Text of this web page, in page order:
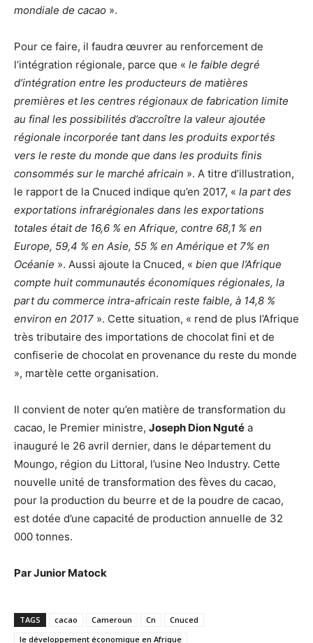
mondiale de cacao ».
Pour ce faire, il faudra œuvrer au renforcement de
l’intégration régionale, parce que « le faible degré
d’intégration entre les producteurs de matières
premières et les centres régionaux de fabrication limite
au final les possibilités d’accroître la valeur ajoutée
régionale incorporée tant dans les produits exportés
vers le reste du monde que dans les produits finis
consommés sur le marché africain ». A titre d’illustration,
le rapport de la Cnuced indique qu’en 2017, « la part des
exportations infrarégionales dans les exportations
totales était de 16,6 % en Afrique, contre 68,1 % en
Europe, 59,4 % en Asie, 55 % en Amérique et 7% en
Océanie ». Aussi ajoute la Cnuced, « bien que l’Afrique
compte huit communautés économiques régionales, la
part du commerce intra-africain reste faible, à 14,8 %
environ en 2017 ». Cette situation, « rend de plus l’Afrique
très tributaire des importations de chocolat fini et de
confiserie de chocolat en provenance du reste du monde
», martèle cette organisation.
Il convient de noter qu’en matière de transformation du
cacao, le Premier ministre, Joseph Dion Nguté a
inauguré le 26 avril dernier, dans le département du
Moungo, région du Littoral, l’usine Neo Industry. Cette
nouvelle unité de transformation des fèves du cacao,
pour la production du beurre et de la poudre de cacao,
est dotée d’une capacité de production annuelle de 32
000 tonnes.
Par Junior Matock
TAGS cacao Cameroun Cn
Cnuced
le développement économique en Afrique